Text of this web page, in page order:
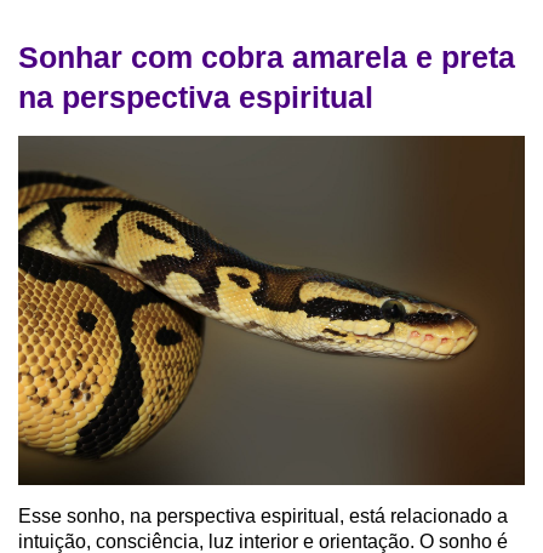
Sonhar com cobra amarela e preta
na perspectiva espiritual
Esse sonho, na perspectiva espiritual, está relacionado a
intuição, consciência, luz interior e orientação. O sonho é